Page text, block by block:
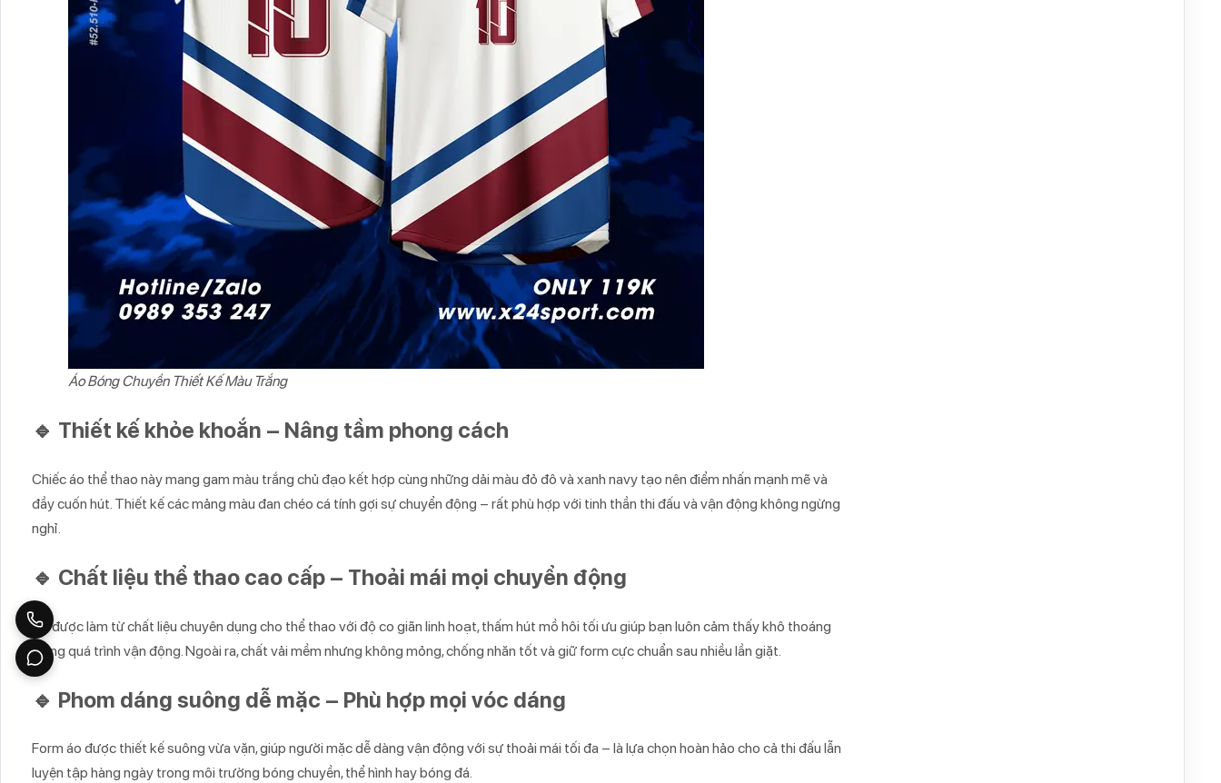
Áo Bóng Chuyền Thiết Kế Màu Trắng
🔹 Thiết kế khỏe khoắn – Nâng tầm phong cách
Chiếc áo thể thao này mang gam màu trắng chủ đạo kết hợp cùng những dải màu đỏ đô và xanh navy tạo nên điểm nhấn mạnh mẽ và
đầy cuốn hút. Thiết kế các mảng màu đan chéo cá tính gợi sự chuyển động – rất phù hợp với tinh thần thi đấu và vận động không ngừng
nghỉ.
🔹 Chất liệu thể thao cao cấp – Thoải mái mọi chuyển động
Áo được làm từ chất liệu chuyên dụng cho thể thao với độ co giãn linh hoạt, thấm hút mồ hôi tối ưu giúp bạn luôn cảm thấy khô thoáng
trong quá trình vận động. Ngoài ra, chất vải mềm nhưng không mỏng, chống nhăn tốt và giữ form cực chuẩn sau nhiều lần giặt.
🔹 Phom dáng suông dễ mặc – Phù hợp mọi vóc dáng
Form áo được thiết kế suông vừa vặn, giúp người mặc dễ dàng vận động với sự thoải mái tối đa – là lựa chọn hoàn hảo cho cả thi đấu lẫn
luyện tập hàng ngày trong môi trường bóng chuyền, thể hình hay bóng đá.